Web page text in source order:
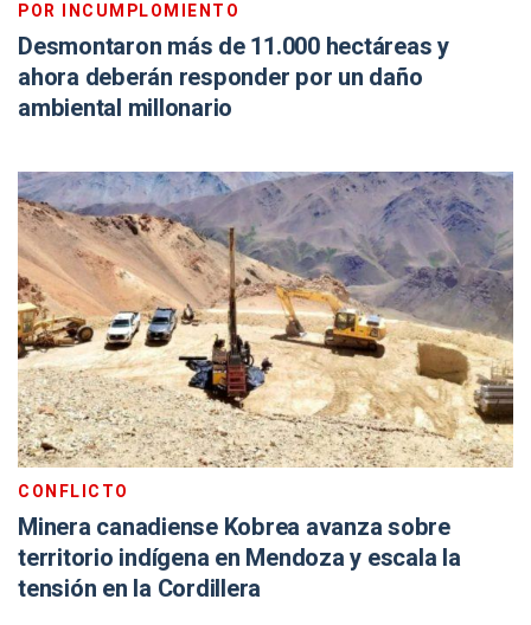
POR INCUMPLOMIENTO
Desmontaron más de 11.000 hectáreas y
ahora deberán responder por un daño
ambiental millonario
CONFLICTO
Minera canadiense Kobrea avanza sobre
territorio indígena en Mendoza y escala la
tensión en la Cordillera